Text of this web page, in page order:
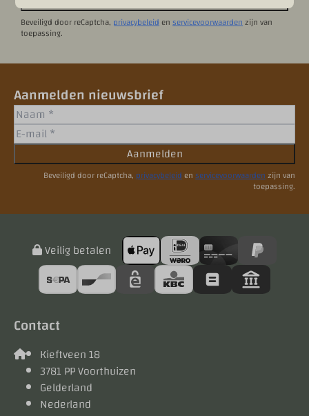
Beveiligd door reCaptcha, privacybeleidenservicevoorwaardenzijn van
toepassing.
Aanmelden nieuwsbrief
Aanmelden
Beveiligd door reCaptcha, privacybeleidenservicevoorwaardenzijn van
toepassing.
Veilig betalen
Contact
Kieftveen 18
3781 PP Voorthuizen
Gelderland
Nederland